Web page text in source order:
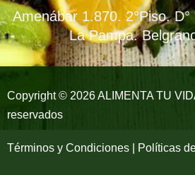
b
o
o
k
f
a
g
r
a
Amenábar 1.870. 2°Piso.
La Pampa.
Copyright © 2026 ALIMENTA TU
reservados
Términos y Condiciones | Políticas